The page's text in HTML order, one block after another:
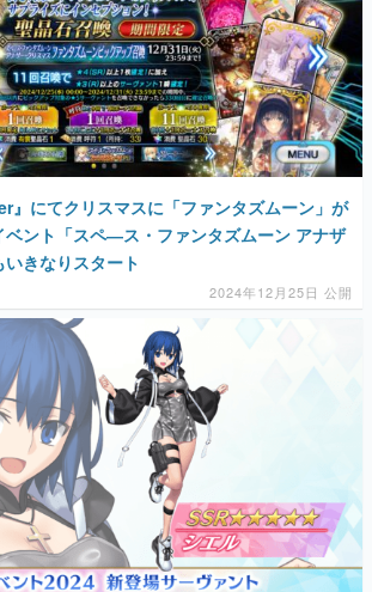
』にてクリスマスに「ファンタズムーン」が
ベント「スペ―ス・ファンタズムーン アナザ
きなりスタート
2024年12月25日 公開